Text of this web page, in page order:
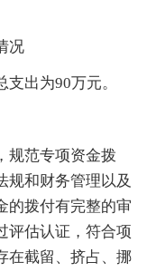
况
出为90万元。
规范专项资金拨
规和财务管理以及
的拨付有完整的审
评估认证，符合项
在截留、挤占、挪